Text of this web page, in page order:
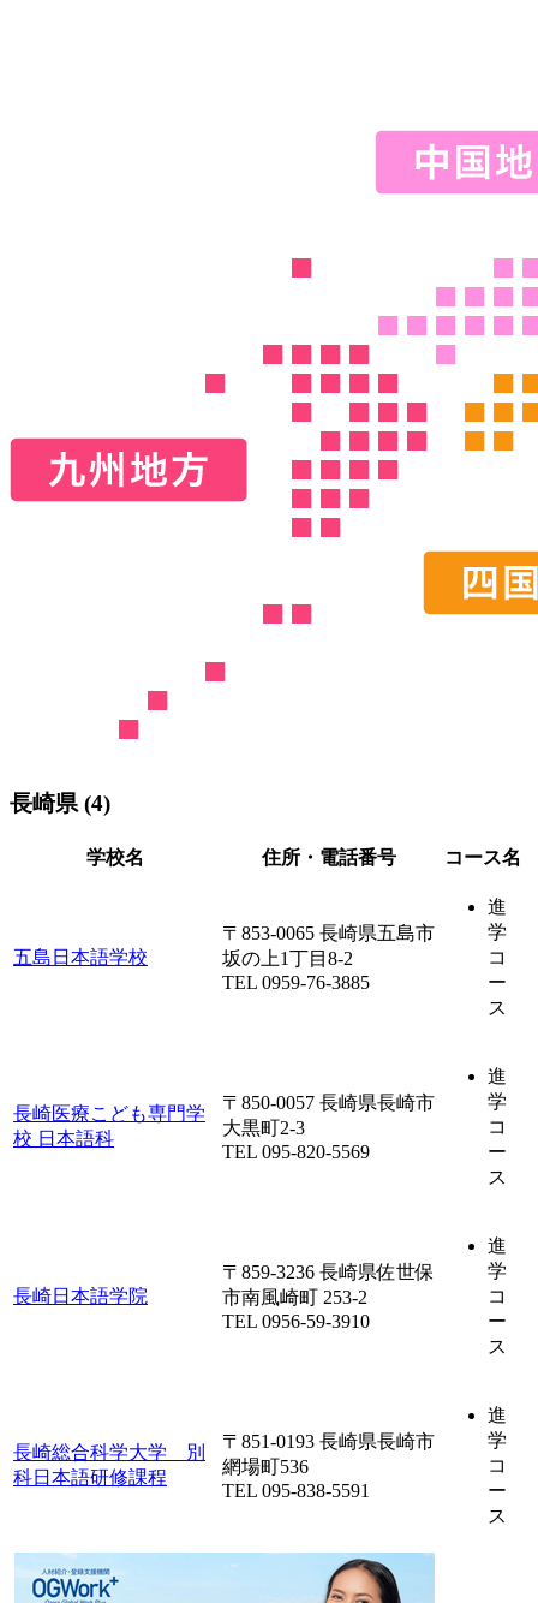
長崎県 (4)
学校名 住所・電話番号 コース名
五島日本語学校
〒853-0065 長崎県五島市
坂の上1丁目8-2
TEL 0959-76-3885
進
学
コ
ー
ス
長崎医療こども専門学
校 日本語科
〒850-0057 長崎県長崎市
大黒町2-3
TEL 095-820-5569
進
学
コ
ー
ス
長崎日本語学院
〒859-3236 長崎県佐世保
市南風崎町 253-2
TEL 0956-59-3910
進
学
コ
ー
ス
長崎総合科学大学 別
科日本語研修課程
〒851-0193 長崎県長崎市
網場町536
TEL 095-838-5591
進
学
コ
ー
ス